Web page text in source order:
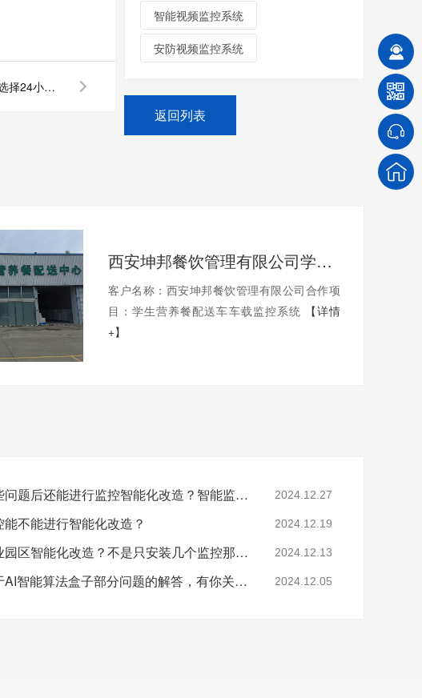
便利店租金那么高，为什么不选择24小时智能云值守无人店呢？
智能视频监控系统
安防视频监控系统
返回列表
西安坤邦餐饮管理有限公司学生营养餐配送车车载监控系统服务获客户认可
客户名称：西安坤邦餐饮管理有限公司合作项
目：学生营养餐配送车车载监控系统
【详情
+】
工厂提出这些问题后还能进行监控智能化改造？智能监控的这些算法太实用了！ 2024.12.27
不能进行智能化改造？ 2024.12.19
要怎么做工业园区智能化改造？不是只安装几个监控那些简单！ 2024.12.13
涨知识：关于AI智能算法盒子部分问题的解答，有你关心的吗？ 2024.12.05